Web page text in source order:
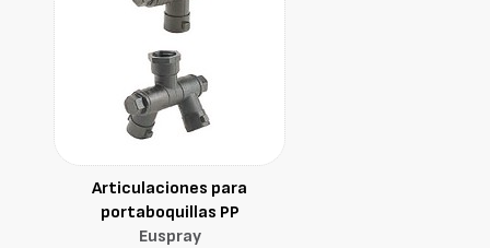
Articulaciones para
portaboquillas PP
Euspray